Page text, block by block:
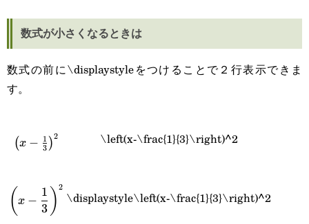
数式が小さくなるときは
数式の前に\displaystyleをつけることで２行表示できま
す。
\left(x-
{3}\right)^2
(x − 3
1 )2 \left(x-\frac{1}{3}\right)^2
\displaystyle\left(x-
\frac{1}
(x −
3
1 ) 2
\displaystyle\left(x-\frac{1}{3}\right)^2